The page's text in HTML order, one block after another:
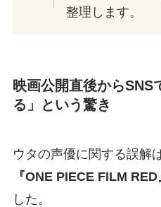
整理します。
映画公開直後からSNS
る」という驚き
ウタの声優に関する誤解は
『ONE PIECE FILM
した。